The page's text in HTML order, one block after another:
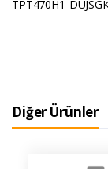
TPT470H1-
Diğer Ürünler